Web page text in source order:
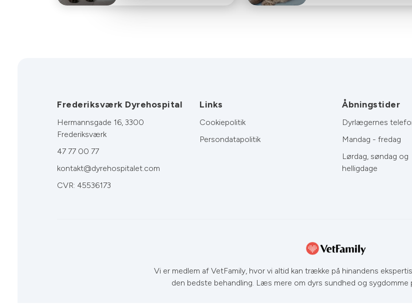
Frederiksværk Dyrehospital
Hermannsgade 16, 3300
Frederiksværk
47 77 00 77
kontakt@dyrehospitalet.com
CVR: 45536173
Links
Cookiepolitik
Persondatapolitik
Åbningstider
Dyrlægernes
Mandag - fredag
Lørdag, søndag og
helligdage
Vi er medlem af VetFamily, hvor vi altid kan trække på hinandens
den bedste behandling. Læs mere om dyrs sundhed og sygdomme